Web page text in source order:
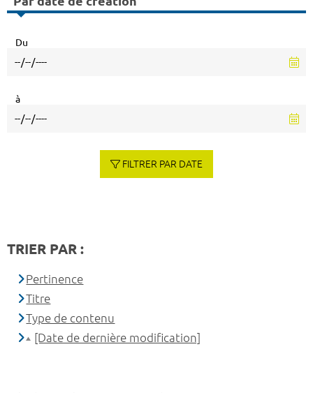
Du
à
FILTRER PAR DATE
TRIER PAR :
Pertinence
Titre
Type de contenu
[Date de dernière modification]